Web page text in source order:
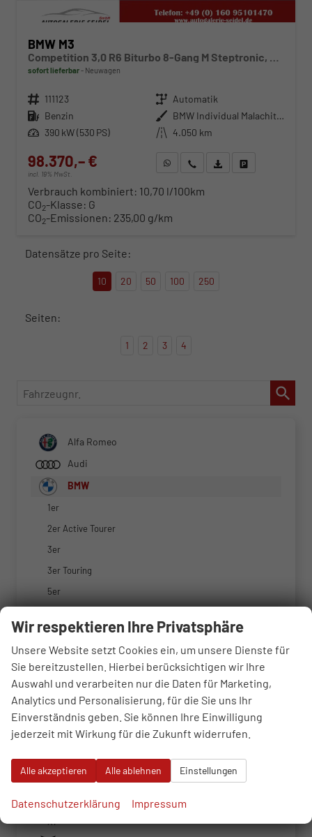
BMW M3
sofort lieferbar Neuwagen
Fahrzeugnr. 111123 Getriebe Automatik
Kraftstoff Benzin Außenfarbe
BMW Individual Malachite Green II metallic
Leistung 390 kW (530 PS) Kilometerstand 4.050 km
98.370,– €
incl. 19% MwSt.
WhatsApp anfragen
Wir rufen Sie anFahrzeugexposé (PDF)
Verbrauch kombiniert: 10,70 l/100km
CO2-Klasse: G
CO2-Emissionen: 235,00 g/km
Datensätze pro Seite:
10 20 50 100 250
Seiten:
1 2 3 4
Fahrzeugnr.
Alfa Romeo
Audi
BMW
1er
2er Active Tourer
3er
3er Touring
5er
7er
M3
X1
X2
X3
X4
X5
X6
X7
Wir respektieren Ihre Privatsphäre
Unsere Website setzt Cookies ein, um unsere Dienste für
Sie bereitzustellen. Hierbei berücksichtigen wir Ihre
Auswahl und verarbeiten nur die Daten für Marketing,
Analytics und Personalisierung, für die Sie uns Ihr
Einverständnis geben. Sie können Ihre Einwilligung
jederzeit mit Wirkung für die Zukunft widerrufen.
Alle akzeptieren Alle ablehnen Einstellungen
Datenschutzerklärung Impressum